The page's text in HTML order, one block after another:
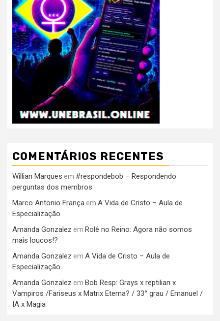
COMENTÁRIOS RECENTES
Willian Marques em #respondebob – Respondendo
perguntas dos membros
Marco Antonio França em A Vida de Cristo – Aula de
Especialização
Amanda Gonzalez em Rolê no Reino: Agora não somos
mais loucos!?
Amanda Gonzalez em A Vida de Cristo – Aula de
Especialização
Amanda Gonzalez em Bob Resp: Grays x reptilian x
Vampiros /Fariseus x Matrix Eterna? / 33° grau / Emanuel /
IA x Magia